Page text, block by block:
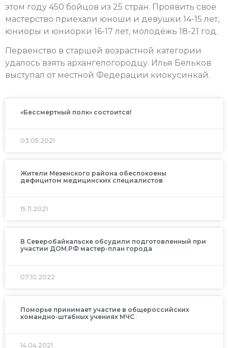
этом году 450 бойцов из 25 стран. Проявить своё
мастерство приехали юноши и девушки 14-15 лет,
юниоры и юниорки 16-17 лет, молодёжь 18-21 год.
Первенство в старшей возрастной категории
удалось взять архангелогородцу. Илья Бельков
выступал от местной Федерации киокусинкай.
«Бессмертный полк» состоится!
03.05.2021
Жители Мезенского района обеспокоены
дефицитом медицинских специалистов
15.11.2021
В Северобайкальске обсудили подготовленный при
участии ДОМ.РФ мастер-план города
07.10.2022
Поморье принимает участие в общероссийских
командно-штабных учениях МЧС
14.04.2021